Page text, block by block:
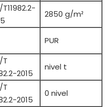
2850 g/m²
PUR
T
2015
nivel t
T
2015
0 nivel